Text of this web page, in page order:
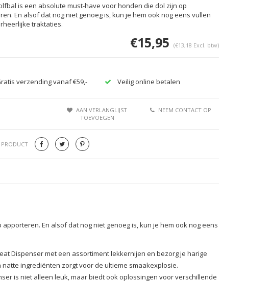
is een absolute must-have voor honden die dol zijn op
En alsof dat nog niet genoeg is, kun je hem ook nog eens vullen
traktaties.
€15,95 (€13,18 Excl. btw)
verzending vanaf €59,- Veilig online betalen
AAN VERLANGLIJST
TOEVOEGEN
NEEM CONTACT OP
En alsof dat nog niet genoeg is, kun je hem ook nog eens
Dispenser met een assortiment lekkernijen en bezorg je harige
ingrediënten zorgt voor de ultieme smaakexplosie.
is niet alleen leuk, maar biedt ook oplossingen voor verschillende